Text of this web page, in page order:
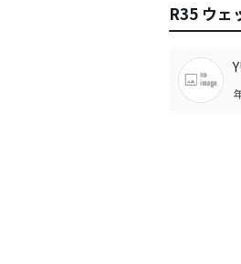
R35 ウェ